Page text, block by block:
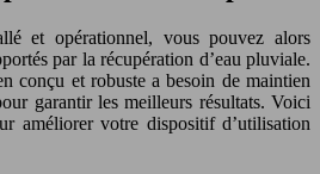
et opérationnel, vous pouvez alors
par la récupération d’eau pluviale.
conçu et robuste a besoin de maintien
garantir les meilleurs résultats. Voici
améliorer votre dispositif d’utilisation